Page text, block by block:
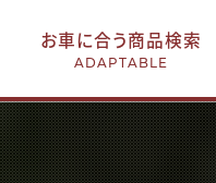
お車に合う商品検索
ADAPTABLE